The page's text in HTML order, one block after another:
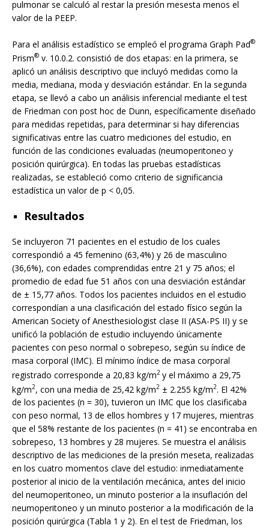
pulmonar se calculó al restar la presión mesesta menos el
valor de la PEEP.
Para el análisis estadístico se empleó el programa Graph Pad®
Prism® v. 10.0.2. consistió de dos etapas: en la primera, se
aplicó un análisis descriptivo que incluyó medidas como la
media, mediana, moda y desviación estándar. En la segunda
etapa, se llevó a cabo un análisis inferencial mediante el test
de Friedman con post hoc de Dunn, específicamente diseñado
para medidas repetidas, para determinar si hay diferencias
significativas entre las cuatro mediciones del estudio, en
función de las condiciones evaluadas (neumoperitoneo y
posición quirúrgica). En todas las pruebas estadísticas
realizadas, se estableció como criterio de significancia
estadística un valor de p < 0,05.
Resultados
Se incluyeron 71 pacientes en el estudio de los cuales
correspondió a 45 femenino (63,4%) y 26 de masculino
(36,6%), con edades comprendidas entre 21 y 75 años; el
promedio de edad fue 51 años con una desviación estándar
de ± 15,77 años. Todos los pacientes incluidos en el estudio
correspondían a una clasificación del estado físico según la
American Society of Anesthesiologist clase II (ASA-PS II) y se
unificó la población de estudio incluyendo únicamente
pacientes con peso normal o sobrepeso, según su índice de
masa corporal (IMC). El mínimo índice de masa corporal
registrado corresponde a 20,83 kg/m2 y el máximo a 29,75
kg/m2, con una media de 25,42 kg/m2 ± 2.255 kg/m2. El 42%
de los pacientes (n = 30), tuvieron un IMC que los clasificaba
con peso normal, 13 de ellos hombres y 17 mujeres, mientras
que el 58% restante de los pacientes (n = 41) se encontraba en
sobrepeso, 13 hombres y 28 mujeres. Se muestra el análisis
descriptivo de las mediciones de la presión meseta, realizadas
en los cuatro momentos clave del estudio: inmediatamente
posterior al inicio de la ventilación mecánica, antes del inicio
del neumoperitoneo, un minuto posterior a la insuflación del
neumoperitoneo y un minuto posterior a la modificación de la
posición quirúrgica (Tabla 1 y 2). En el test de Friedman, los